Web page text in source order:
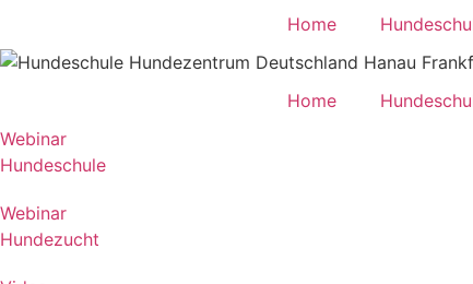
Home
Home
Webinar
Hundeschule
Webinar
Hundezucht